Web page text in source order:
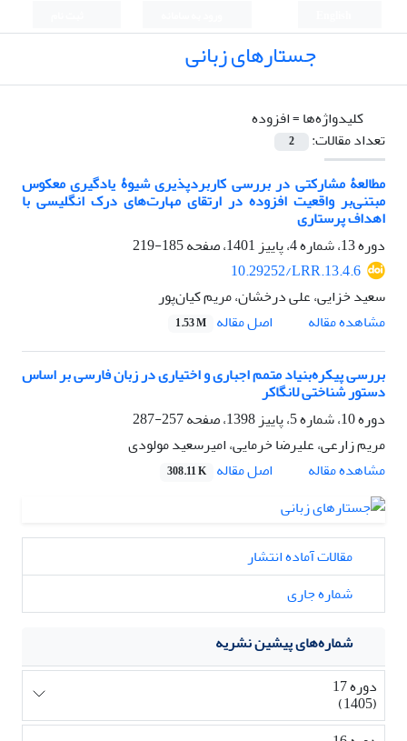
جستارهای زبانی
کلیدواژه‌ها =افزوده
تعداد مقالات:
2
مطالعۀ مشارکتی در بررسی کاربردپذیری شیوۀ یادگیری معکوس
مبتنی‌بر واقعیت افزوده در ارتقای مهارت‌های درک انگلیسی با
اهداف پرستاری
دوره 13، شماره 4، پاییز 1401، صفحه
185-219
10.29252/LRR.13.4.6
سعید خزایی، علی درخشان، مریم کیان‌پور
مشاهده مقاله
اصل مقاله 1.53 M
بررسی پیکره‌بنیاد متمم اجباری و اختیاری در زبان فارسی بر اساس
دستور شناختی لانگاکر
دوره 10، شماره 5، پاییز 1398، صفحه
257-287
مریم زارعی، علیرضا خرمایی، امیرسعید مولودی
مشاهده مقاله
اصل مقاله 308.11 K
مقالات آماده انتشار
شماره جاری
شماره‌های پیشین نشریه
دوره 17
(1405)